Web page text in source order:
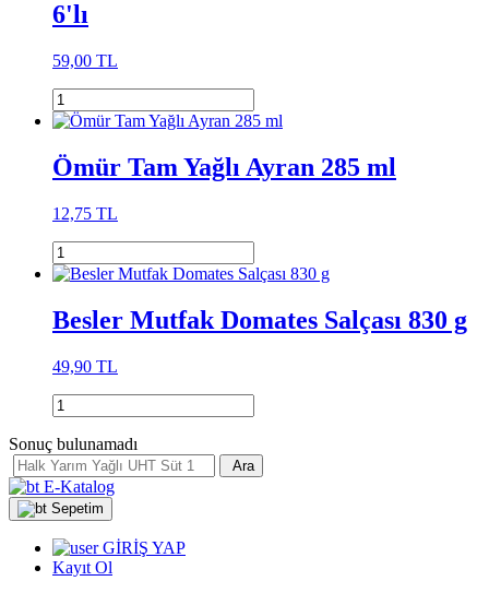
6'lı
59,00 TL
Ömür Tam Yağlı Ayran 285 ml
12,75 TL
Besler Mutfak Domates Salçası 830 g
49,90 TL
Sonuç bulunamadı
Ara
E-Katalog
Sepetim
GİRİŞ YAP
Kayıt Ol